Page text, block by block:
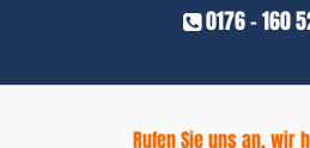
0176 - 160
Rufen Sie uns an, wir